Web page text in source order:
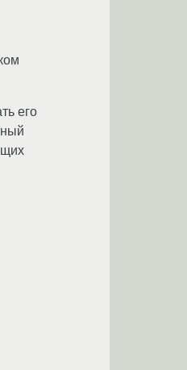
его